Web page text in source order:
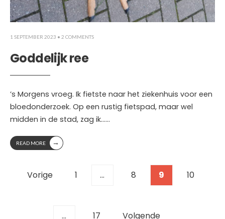
1 SEPTEMBER 2023 • 2 COMMENTS
Goddelijk ree
’s Morgens vroeg. Ik fietste naar het ziekenhuis voor een
bloedonderzoek. Op een rustig fietspad, maar wel
midden in de stad, zag ik…...
READ MORE →
Berichten
Vorige 1 … 8 9 10
… 17 Volgende